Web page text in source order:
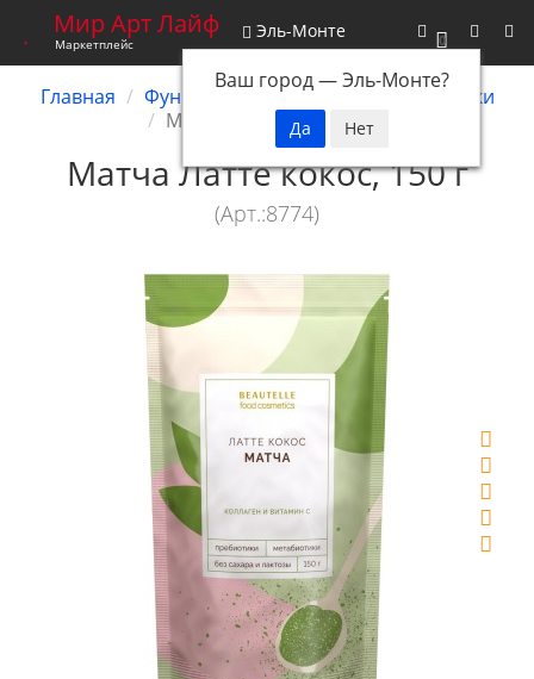
0
Мир Арт Лайф
Маркетплейс
Эль-Монте
Ваш город —Эль-Монте?
Главная Функциональное питание
Напитки
Матча Латте кокос, 150 г
Матча Латте кокос, 150 г
(Арт.:8774)